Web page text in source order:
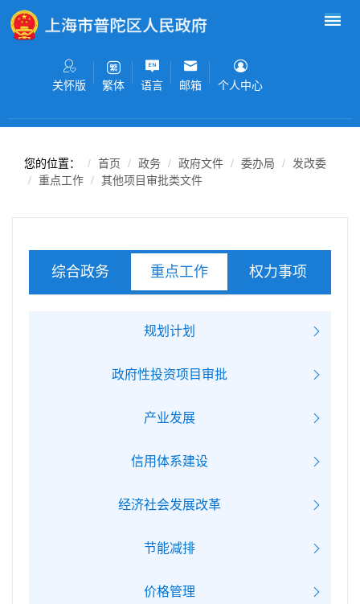
无障碍操作说明
关怀版 繁体 语言 邮箱 个人中心
您的位置： 首页 政务 政府文件 委办局
发改委
重点工作
其他项目审批类文件
综合政务 重点工作 权力事项
规划计划
政府性投资项目审批
产业发展
信用体系建设
经济社会发展改革
节能减排
价格管理